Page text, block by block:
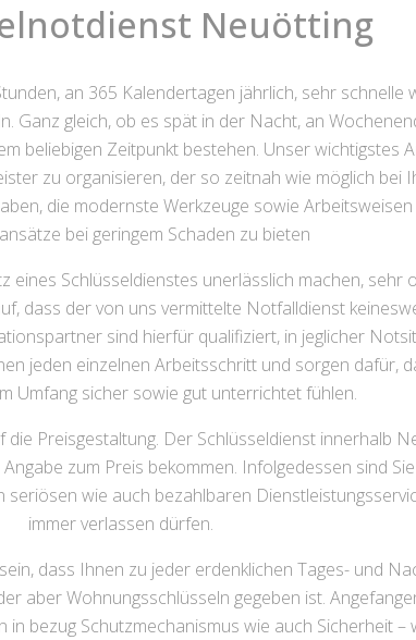
Neuötting
an 365 Kalendertagen jährlich, sehr schnelle
Ganz gleich, ob es spät in der Nacht, an
beliebigen Zeitpunkt bestehen. Unser wichtigstes
zu organisieren, der so zeitnah wie möglich bei
die modernste Werkzeuge sowie
bei geringem Schaden zu bieten
eines Schlüsseldienstes unerlässlich machen,
dass der von uns vermittelte Notfalldienst
sind hierfür qualifiziert, in jeglicher
jeden einzelnen Arbeitsschritt und sorgen dafür,
Umfang sicher sowie gut unterrichtet fühlen.
Preisgestaltung. Der Schlüsseldienst innerhalb
zum Preis bekommen. Infolgedessen sind
wie auch bezahlbaren
immer verlassen dürfen.
dass Ihnen zu jeder erdenklichen Tages- und
aber Wohnungsschlüsseln gegeben ist.
bezug Schutzmechanismus wie auch Sicherheit